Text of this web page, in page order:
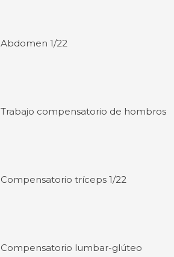
Abdomen 1/22
Trabajo compensatorio de hombros
Compensatorio tríceps 1/22
Compensatorio lumbar-glúteo